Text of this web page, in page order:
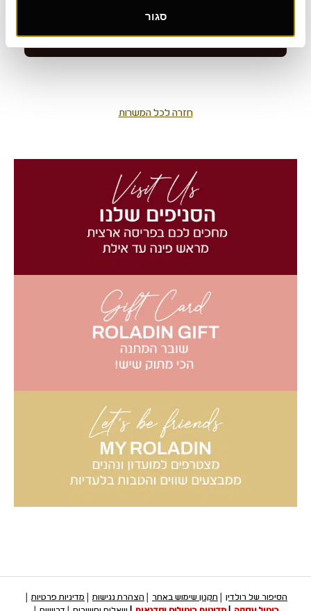
סגור
חזרה לכל המשרות
הסיפור של רולדין תקנון שימוש באתר הצהרת נגישות
מדיניות פרטיות